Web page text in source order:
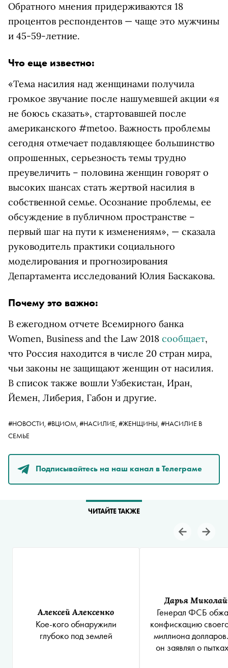
Обратного мнения придерживаются 18
процентов респондентов — чаще это мужчины
и 45-59-летние.
Что еще известно:
«Тема насилия над женщинами получила
громкое звучание после нашумевшей акции «я
не боюсь сказать», стартовавшей после
американского #metoo. Важность проблемы
сегодня отмечает подавляющее большинство
опрошенных, серьезность темы трудно
преувеличить – половина женщин говорят о
высоких шансах стать жертвой насилия в
собственной семье. Осознание проблемы, ее
обсуждение в публичном пространстве –
первый шаг на пути к изменениям», — сказала
руководитель практики социального
моделирования и прогнозирования
Департамента исследований Юлия Баскакова.
Почему это важно:
В ежегодном отчете Всемирного банка
Women, Business and the Law 2018 сообщает,
что Россия находится в числе 20 стран мира,
чьи законы не защищают женщин от насилия.
В список также вошли Узбекистан, Иран,
Йемен, Либерия, Габон и другие.
#НОВОСТИ, #ВЦИОМ, #НАСИЛИЕ, #ЖЕНЩИНЫ, #НАСИЛИЕ В
СЕМЬЕ
Подписывайтесь на наш канал в Телеграме
ЧИТАЙТЕ ТАКЖЕ
Алексей Алексенко
Кое-кого обнаружили
глубоко под землей
Дарья
Генерал ФСБ
конфискацию
миллиона
он заявлял о